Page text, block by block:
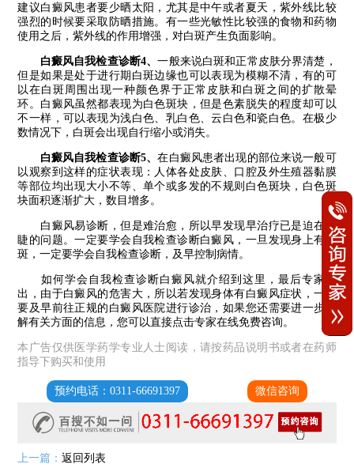
建议白癜风患者要少晒太阳，尤其是中午或者夏天，紫外线比较
强烈的时候要采取防晒措施。有一些光敏性比较强的食物和药物
使用之后，紫外线的作用增强，对白斑产生负面影响。
白癜风自我检查诊断4、一般来说白斑和正常皮肤分界清楚，
但是如果是处于进行期白斑边缘也可以表现为模糊不清，有的可
以在白斑周围出现一种颜色界于正常皮肤和白斑之间的扩散晕
环。白癜风虽然都表现为白色斑块，但是色素脱失的程度却可以
不一样，可以表现为浅白色、乳白色、云白色和瓷白色。在极少
数情况下，白斑会出现自行缩小或消失。
白癜风自我检查诊断5、在白癜风患者出现的部位来说一般可
以观察到这样的症状表现：人体各处皮肤、口腔及外生殖器黏膜
等部位均出现大小不等、单个或多发的不规则白色斑块，白色斑
块面积逐渐扩大，数目增多。
白癜风易诊断，但是难治愈，所以早发现早治疗已是迫在眉
睫的问题。一定要学会自我检查诊断白癜风，一旦发现身上有白
斑，一定要学会自我检查诊断，及早控制病情。
如何学会自我检查诊断白癜风就介绍到这里，最后专家指
出，由于白癜风的危害大，所以若发现身体有白癜风症状，一定
要及早前往正规的白癜风医院进行诊治，如果您还需要进一步了
解有关方面的信息，您可以直接点击专家在线免费咨询。
本广告仅供医学药学专业人士阅读，请按药品说明书或者在药师
指导下购买和使用
预约电话：0311-66691397 微信咨询
上一篇：返回列表